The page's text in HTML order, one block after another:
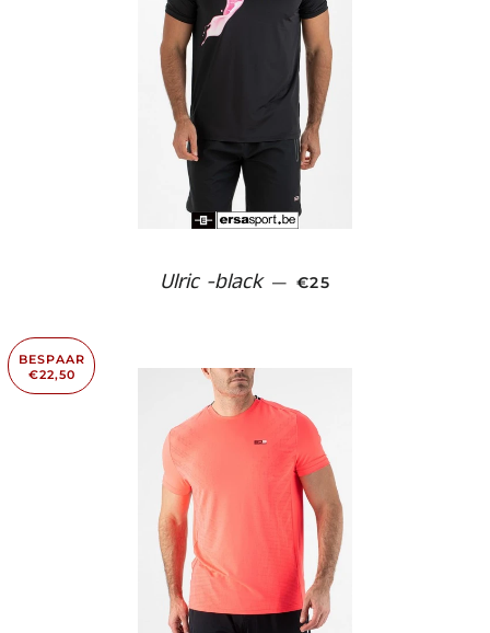
Ulric -black — AANBIEDINGSPRIJS
€25
BESPAAR
€22,50